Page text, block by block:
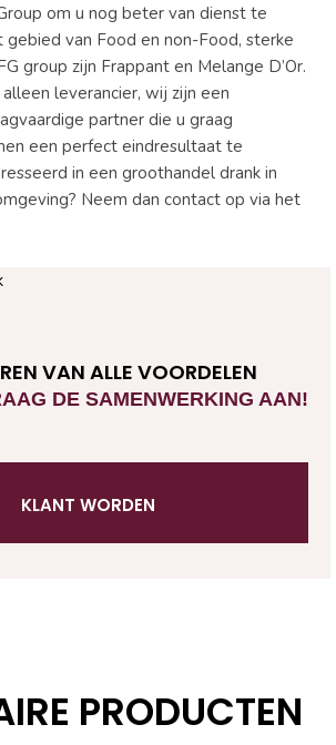
om u nog beter van dienst te
gebied van Food en non-Food, sterke
group zijn Frappant en Melange D’Or.
leverancier, wij zijn een
partner die u graag
een perfect eindresultaat te
in een groothandel drank in
Neem dan contact op via het
VAN ALLE VOORDELEN
DE SAMENWERKING AAN!
KLANT WORDEN
PRODUCTEN